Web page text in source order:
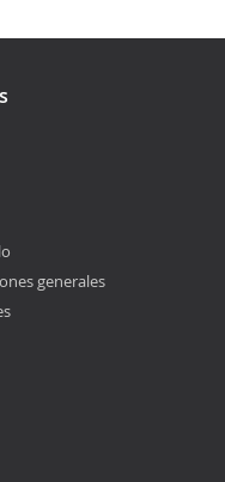
generales